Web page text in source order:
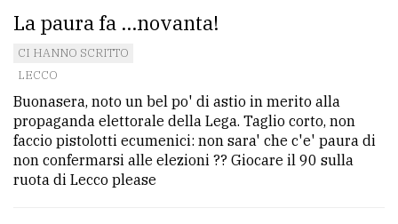
PRIVACY
policy
Cookie
policy
La paura fa ...novanta!
CI HANNO SCRITTO
LECCO
Buonasera, noto un bel po' di astio in merito alla
propaganda elettorale della Lega. Taglio corto, non
faccio pistolotti ecumenici: non sara' che c'e' paura di
non confermarsi alle elezioni ?? Giocare il 90 sulla
ruota di Lecco please